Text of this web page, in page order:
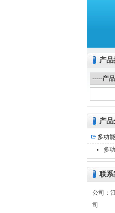
江苏艾斯
产
产
多功
多
联系
公司：
司